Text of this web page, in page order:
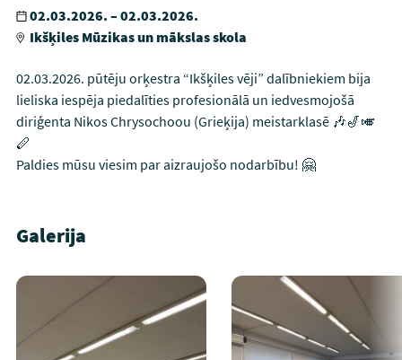
02.03.2026. – 02.03.2026.
Ikšķiles Mūzikas un mākslas skola
02.03.2026. pūtēju orķestra “Ikšķiles vēji” dalībniekiem bija
lieliska iespēja piedalīties profesionālā un iedvesmojošā
diriģenta Nikos Chrysochoou (Grieķija) meistarklasē 🎶🎷🎺
🪈
Paldies mūsu viesim par aizraujošo nodarbību! 🤗
Galerija